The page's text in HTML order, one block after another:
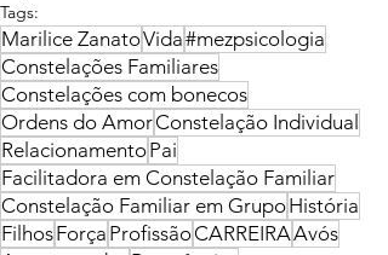
Tags:
Marilice ZanatoVida#mezpsicologia
Constelações Familiares
Constelações com bonecos
Ordens do AmorConstelação Individual
RelacionamentoPai
Facilitadora em Constelação Familiar
Constelação Familiar em GrupoHistória
FilhosForça ProfissãoCARREIRAAvós